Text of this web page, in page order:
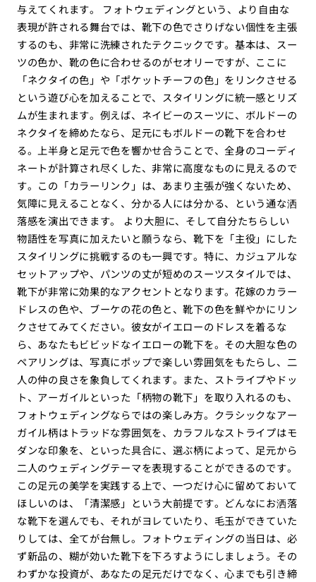
与えてくれます。 フォトウェディングという、より自由な
表現が許される舞台では、靴下の色でさりげない個性を主張
するのも、非常に洗練されたテクニックです。基本は、スー
ツの色か、靴の色に合わせるのがセオリーですが、ここに
「ネクタイの色」や「ポケットチーフの色」をリンクさせる
という遊び心を加えることで、スタイリングに統一感とリズ
ムが生まれます。例えば、ネイビーのスーツに、ボルドーの
ネクタイを締めたなら、足元にもボルドーの靴下を合わせ
る。上半身と足元で色を響かせ合うことで、全身のコーディ
ネートが計算され尽くした、非常に高度なものに見えるので
す。この「カラーリンク」は、あまり主張が強くないため、
気障に見えることなく、分かる人には分かる、という通な洒
落感を演出できます。 より大胆に、そして自分たちらしい
物語性を写真に加えたいと願うなら、靴下を「主役」にした
スタイリングに挑戦するのも一興です。特に、カジュアルな
セットアップや、パンツの丈が短めのスーツスタイルでは、
靴下が非常に効果的なアクセントとなります。花嫁のカラー
ドレスの色や、ブーケの花の色と、靴下の色を鮮やかにリン
クさせてみてください。彼女がイエローのドレスを着るな
ら、あなたもビビッドなイエローの靴下を。その大胆な色の
ペアリングは、写真にポップで楽しい雰囲気をもたらし、二
人の仲の良さを象負してくれます。また、ストライプやドッ
ト、アーガイルといった「柄物の靴下」を取り入れるのも、
フォトウェディングならではの楽しみ方。クラシックなアー
ガイル柄はトラッドな雰囲気を、カラフルなストライプはモ
ダンな印象を、といった具合に、選ぶ柄によって、足元から
二人のウェディングテーマを表現することができるのです。
この足元の美学を実践する上で、一つだけ心に留めておいて
ほしいのは、「清潔感」という大前提です。どんなにお洒落
な靴下を選んでも、それがヨレていたり、毛玉ができていた
りしては、全てが台無し。フォトウェディングの当日は、必
ず新品の、糊が効いた靴下を下ろすようにしましょう。その
わずかな投資が、あなたの足元だけでなく、心までも引き締